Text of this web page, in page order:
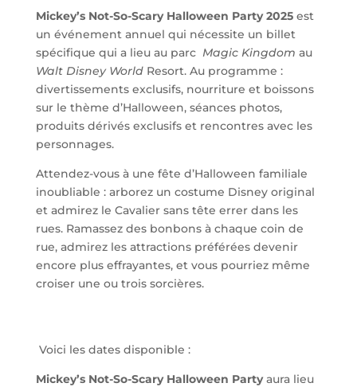
Mickey’s Not-So-Scary Halloween Party 2025 est
un événement annuel qui nécessite un billet
spécifique qui a lieu au parc Magic Kingdom au
Walt Disney World Resort. Au programme :
divertissements exclusifs, nourriture et boissons
sur le thème d’Halloween, séances photos,
produits dérivés exclusifs et rencontres avec les
personnages.
Attendez-vous à une fête d’Halloween familiale
inoubliable : arborez un costume Disney original
et admirez le Cavalier sans tête errer dans les
rues. Ramassez des bonbons à chaque coin de
rue, admirez les attractions préférées devenir
encore plus effrayantes, et vous pourriez même
croiser une ou trois sorcières.
Voici les dates disponible :
Mickey’s Not-So-Scary Halloween Partyaura lieu